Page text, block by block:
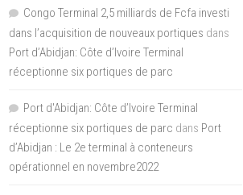
Congo Terminal 2,5 milliards de Fcfa investi
dans l’acquisition de nouveaux portiques dans
Port d’Abidjan: Côte d’Ivoire Terminal
réceptionne six portiques de parc
Port d'Abidjan: Côte d’Ivoire Terminal
réceptionne six portiques de parc dans Port
d’Abidjan : Le 2e terminal à conteneurs
opérationnel en novembre2022